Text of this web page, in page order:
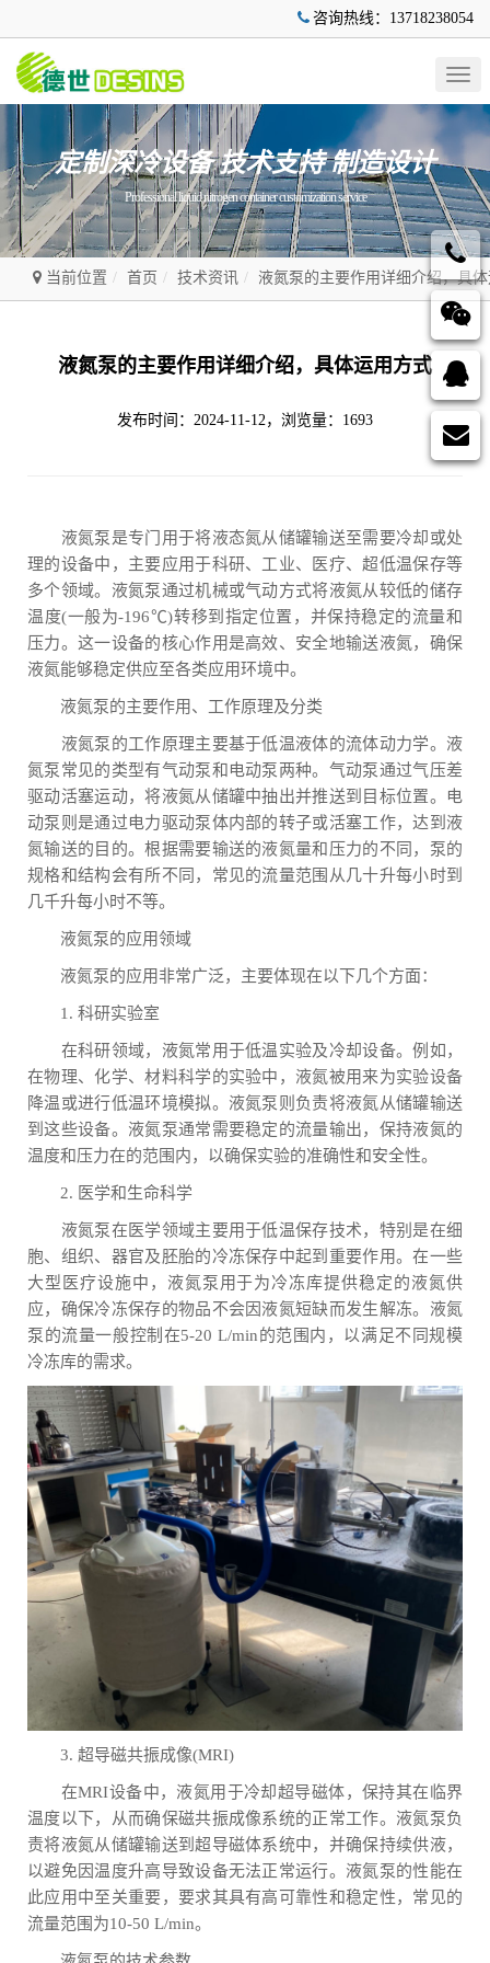
咨询热线：13718238054
定制深冷设备 技术支持 制造设计
Professional liquid nitrogen container customization service
当前位置 首页 技术资讯 液氮泵的主要作用详细介绍，具
液氮泵的主要作用详细介绍，具体运用方式
发布时间：2024-11-12，浏览量：1693
液氮泵是专门用于将液态氮从储罐输送至需要冷却或处
理的设备中，主要应用于科研、工业、医疗、超低温保存等
多个领域。液氮泵通过机械或气动方式将液氮从较低的储存
温度(一般为-196℃)转移到指定位置，并保持稳定的流量和
压力。这一设备的核心作用是高效、安全地输送液氮，确保
液氮能够稳定供应至各类应用环境中。
液氮泵的主要作用、工作原理及分类
液氮泵的工作原理主要基于低温液体的流体动力学。液
氮泵常见的类型有气动泵和电动泵两种。气动泵通过气压差
驱动活塞运动，将液氮从储罐中抽出并推送到目标位置。电
动泵则是通过电力驱动泵体内部的转子或活塞工作，达到液
氮输送的目的。根据需要输送的液氮量和压力的不同，泵的
规格和结构会有所不同，常见的流量范围从几十升每小时到
几千升每小时不等。
液氮泵的应用领域
液氮泵的应用非常广泛，主要体现在以下几个方面：
1. 科研实验室
在科研领域，液氮常用于低温实验及冷却设备。例如，
在物理、化学、材料科学的实验中，液氮被用来为实验设备
降温或进行低温环境模拟。液氮泵则负责将液氮从储罐输送
到这些设备。液氮泵通常需要稳定的流量输出，保持液氮的
温度和压力在的范围内，以确保实验的准确性和安全性。
2. 医学和生命科学
液氮泵在医学领域主要用于低温保存技术，特别是在细
胞、组织、器官及胚胎的冷冻保存中起到重要作用。在一些
大型医疗设施中，液氮泵用于为冷冻库提供稳定的液氮供
应，确保冷冻保存的物品不会因液氮短缺而发生解冻。液氮
泵的流量一般控制在5-20 L/min的范围内，以满足不同规模
冷冻库的需求。
3. 超导磁共振成像(MRI)
在MRI设备中，液氮用于冷却超导磁体，保持其在临界
温度以下，从而确保磁共振成像系统的正常工作。液氮泵负
责将液氮从储罐输送到超导磁体系统中，并确保持续供液，
以避免因温度升高导致设备无法正常运行。液氮泵的性能在
此应用中至关重要，要求其具有高可靠性和稳定性，常见的
流量范围为10-50 L/min。